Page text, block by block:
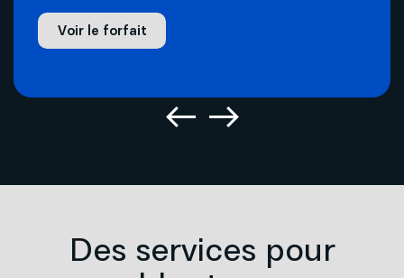
Voir le forfait
Des services pour